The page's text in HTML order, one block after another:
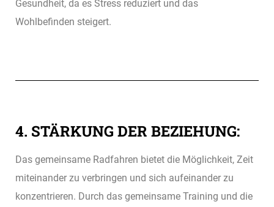
Gesundheit, da es Stress reduziert und das
Wohlbefinden steigert.
4. STÄRKUNG DER BEZIEHUNG:
Das gemeinsame Radfahren bietet die Möglichkeit, Zeit
miteinander zu verbringen und sich aufeinander zu
konzentrieren. Durch das gemeinsame Training und die